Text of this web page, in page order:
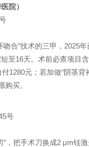
院）
合”技术的三甲，2025
至16天。术前必查项目
1280元；若加做“阴茎
购买。
号
”，把手术刀换成2 μm铥